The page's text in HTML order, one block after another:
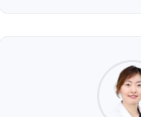
coréenne